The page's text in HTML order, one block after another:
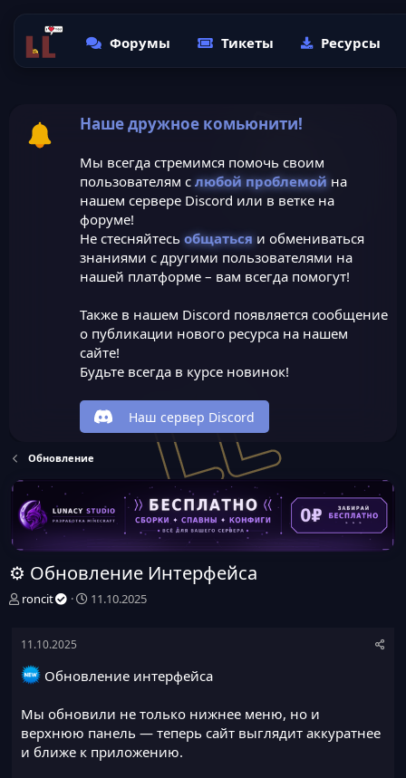
Форумы Тикеты Ресурсы
Наше дружное комьюнити!
Мы всегда стремимся помочь своим
пользователям с любой проблемойна
нашем сервере Discord или в ветке на
форуме!
Не стесняйтесь общатьсяи обмениваться
знаниями с другими пользователями на
нашей платформе – вам всегда помогут!
Также в нашем Discord появляется сообщение
о публикации нового ресурса на нашем
сайте!
Будьте всегда в курсе новинок!
Наш сервер Discord
Обновление
⚙️ Обновление Интерфейса
А
о
т
м
ы
roncit
Д
а
а
л
11.10.2025
11.10.2025
Обновление интерфейса
Мы обновили не только нижнее меню, но и
верхнюю панель — теперь сайт выглядит аккуратнее
и ближе к приложению.